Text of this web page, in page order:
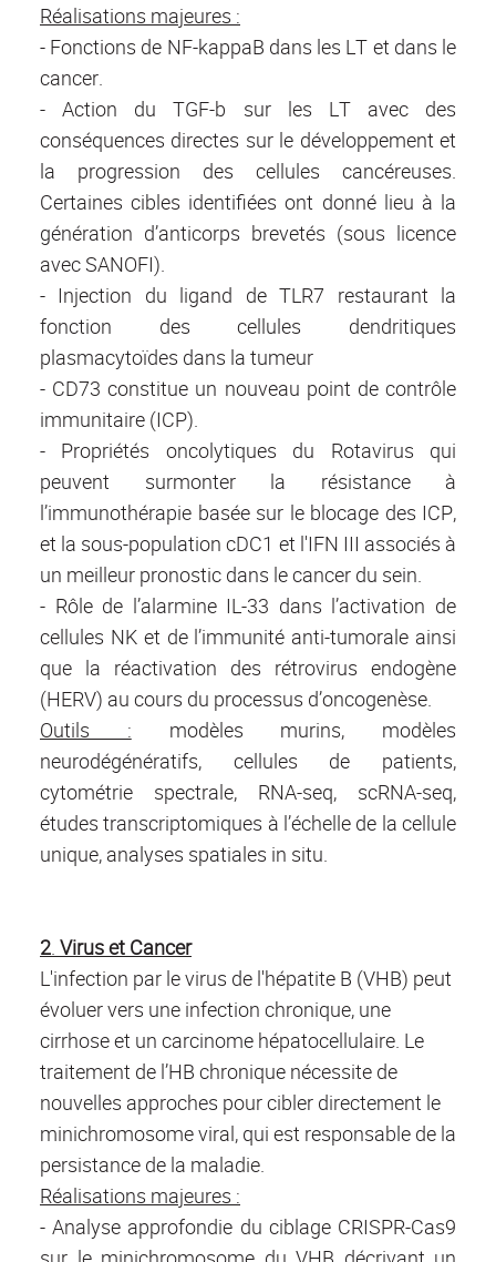
Réalisations majeures :
- Fonctions de NF-kappaB dans les LT et dans le
cancer.
- Action du TGF-b sur les LT avec des
conséquences directes sur le développement et
la progression des cellules cancéreuses.
Certaines cibles identifiées ont donné lieu à la
génération d’anticorps brevetés (sous licence
avec SANOFI).
- Injection du ligand de TLR7 restaurant la
fonction des cellules dendritiques
plasmacytoïdes dans la tumeur
- CD73 constitue un nouveau point de contrôle
immunitaire (ICP).
- Propriétés oncolytiques du Rotavirus qui
peuvent surmonter la résistance à
l’immunothérapie basée sur le blocage des ICP,
et la sous-population cDC1 et l'IFN III associés à
un meilleur pronostic dans le cancer du sein.
- Rôle de l’alarmine IL-33 dans l’activation de
cellules NK et de l’immunité anti-tumorale ainsi
que la réactivation des rétrovirus endogène
(HERV) au cours du processus d’oncogenèse.
Outils : modèles murins, modèles
neurodégénératifs, cellules de patients,
cytométrie spectrale, RNA-seq, scRNA-seq,
études transcriptomiques à l’échelle de la cellule
unique, analyses spatiales in situ.
2. Virus et Cancer
L'infection par le virus de l'hépatite B (VHB) peut
évoluer vers une infection chronique, une
cirrhose et un carcinome hépatocellulaire. Le
traitement de l’HB chronique nécessite de
nouvelles approches pour cibler directement le
minichromosome viral, qui est responsable de la
persistance de la maladie.
Réalisations majeures :
- Analyse approfondie du ciblage CRISPR-Cas9